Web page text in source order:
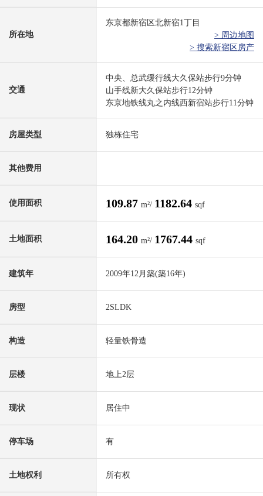
所在地
东京都新宿区北新宿1丁目
> 周边地图
> 搜索新宿区房产
交通
中央、总武缓行线大久保站步行9分钟
山手线新大久保站步行12分钟
东京地铁线丸之内线西新宿站步行11分钟
房屋类型 独栋住宅
其他费用
使用面积 109.87 m²/ 1182.64 sqf
土地面积 164.20 m²/ 1767.44 sqf
建筑年 2009年12月築(築16年)
房型 2SLDK
构造 轻量铁骨造
层楼 地上2层
现状 居住中
停车场 有
土地权利 所有权